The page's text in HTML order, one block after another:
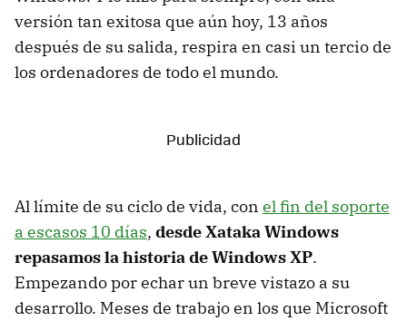
versión tan exitosa que aún hoy, 13 años
después de su salida, respira en casi un tercio de
los ordenadores de todo el mundo.
Al límite de su ciclo de vida, con el fin del soporte
a escasos 10 días, desde Xataka Windows
repasamos la historia de Windows XP.
Empezando por echar un breve vistazo a su
desarrollo. Meses de trabajo en los que Microsoft